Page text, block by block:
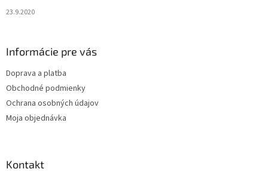
23.9.2020
Informácie pre vás
Doprava a platba
Obchodné podmienky
Ochrana osobných údajov
Moja objednávka
Kontakt